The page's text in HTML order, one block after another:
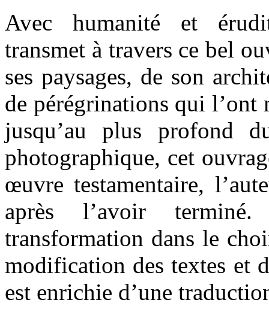
Avec humanité et
transmet à travers ce bel
ses paysages, de son
de pérégrinations qui l’ont
jusqu’au plus profond
photographique, cet
œuvre testamentaire,
après l’avoir
transformation dans le
modification des textes et
est enrichie d’une